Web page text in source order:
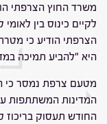
משרד החוץ הצרפתי
לקיים כינוס בין
היא "להביע תמיכה
מטעם צרפת נמסר כי
המדינות המשתתפות
החודש תעסוק בריכוז